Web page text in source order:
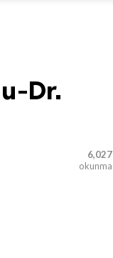
Dr.
6,027
okunma